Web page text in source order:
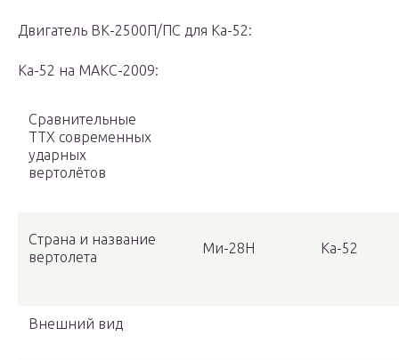
Двигатель ВК-2500П/ПС для Ка-52:
Ка-52 на МАКС-2009:
Сравнительные
ТТХ современных
ударных
вертолётов
Страна и название
вертолета
Ми-28Н Ка-52
Внешний вид